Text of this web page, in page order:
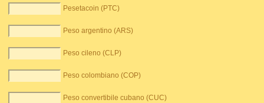
Pesetacoin (PTC)
Peso argentino (ARS)
Peso cileno (CLP)
Peso colombiano (COP)
Peso convertibile cubano (CUC)